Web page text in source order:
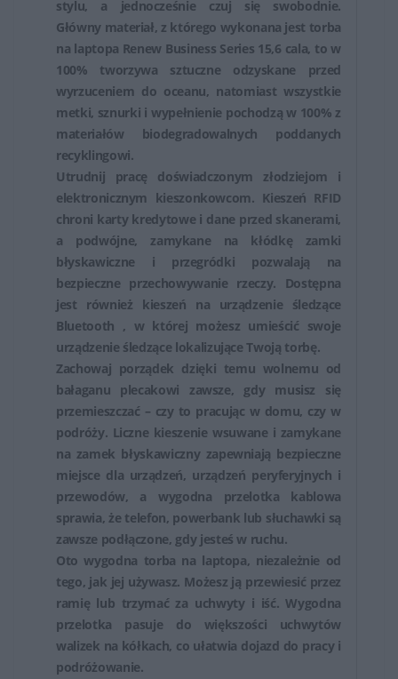
stylu, a jednocześnie czuj się swobodnie.
Główny materiał, z którego wykonana jest torba
na laptopa Renew Business Series 15,6 cala, to w
100% tworzywa sztuczne odzyskane przed
wyrzuceniem do oceanu, natomiast wszystkie
metki, sznurki i wypełnienie pochodzą w 100% z
materiałów biodegradowalnych poddanych
recyklingowi.
Utrudnij pracę doświadczonym złodziejom i
elektronicznym kieszonkowcom. Kieszeń RFID
chroni karty kredytowe i dane przed skanerami,
a podwójne, zamykane na kłódkę zamki
błyskawiczne i przegródki pozwalają na
bezpieczne przechowywanie rzeczy. Dostępna
jest również kieszeń na urządzenie śledzące
Bluetooth , w której możesz umieścić swoje
urządzenie śledzące lokalizujące Twoją torbę.
Zachowaj porządek dzięki temu wolnemu od
bałaganu plecakowi zawsze, gdy musisz się
przemieszczać – czy to pracując w domu, czy w
podróży. Liczne kieszenie wsuwane i zamykane
na zamek błyskawiczny zapewniają bezpieczne
miejsce dla urządzeń, urządzeń peryferyjnych i
przewodów, a wygodna przelotka kablowa
sprawia, że telefon, powerbank lub słuchawki są
zawsze podłączone, gdy jesteś w ruchu.
Oto wygodna torba na laptopa, niezależnie od
tego, jak jej używasz. Możesz ją przewiesić przez
ramię lub trzymać za uchwyty i iść. Wygodna
przelotka pasuje do większości uchwytów
walizek na kółkach, co ułatwia dojazd do pracy i
podróżowanie.